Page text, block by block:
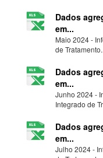
Dados
em...
Maio 2024 -
de
Dados
em...
Junho 2024 -
Integrado de
Dados
em...
Julho 2024 -